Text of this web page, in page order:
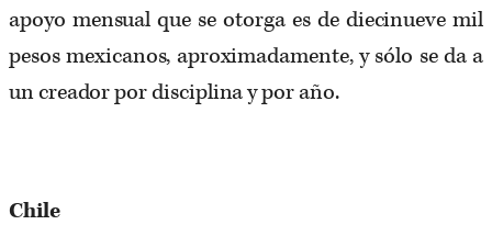
apoyo mensual que se otorga es de diecinueve mil
pesos mexicanos, aproximadamente, y sólo se da a
un creador por disciplina y por año.
Chile